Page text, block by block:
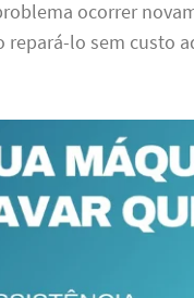
ocorrer
repará-lo sem custo